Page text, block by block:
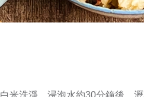
白米洗淨，浸泡水約30分鐘後，瀝